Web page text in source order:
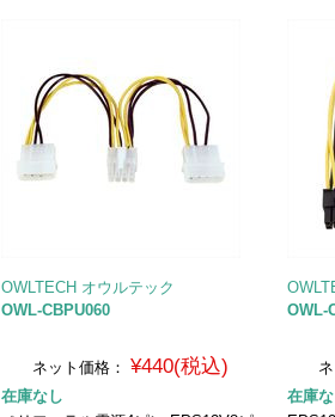
OWLTECH オウルテック
OWL-CBPU060
ネット価格： ¥440(税込)
在庫なし
OWL-
在庫